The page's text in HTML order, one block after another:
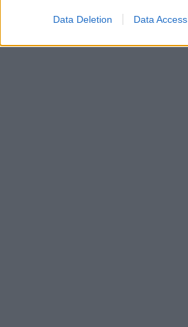
Data Deletion Data Access